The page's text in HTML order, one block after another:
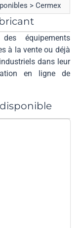
> Cermex
équipements
à la vente ou déjà
dans leur
en ligne de